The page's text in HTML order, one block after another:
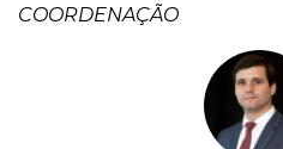
COORDENAÇÃO